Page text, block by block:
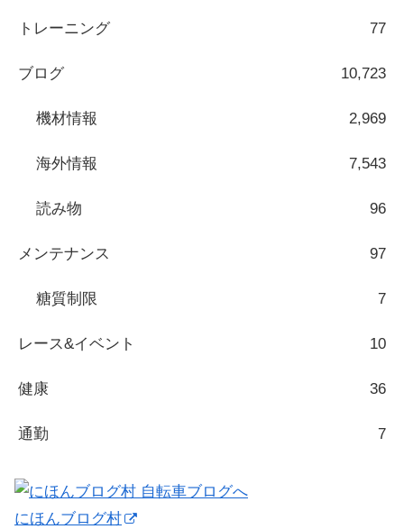
トレーニング 77
ブログ 10,723
機材情報 2,969
海外情報 7,543
読み物 96
メンテナンス 97
糖質制限 7
レース&イベント 10
健康 36
通勤 7
にほんブログ村